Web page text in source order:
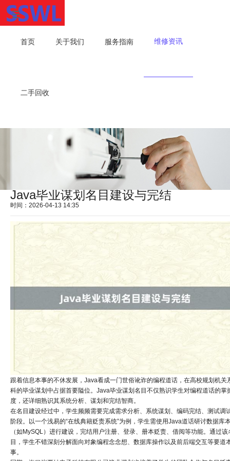
首页 关于我们 服务指南 维修资讯
二手回收
Java毕业谋划名目建设与完结
时间：2026-04-13 14:35
跟着信息本事的不休发展，Java看成一门世俗讹诈的编程道话，在高校规划机关
科的毕业谋划中占据首要隘位。Java毕业谋划名目不仅熟识学生对编程道话的掌
度，还详细熟识其系统分析、谋划和完结智商。
在名目建设经过中，学生频频需要完成需求分析、系统谋划、编码完结、测试调
阶段。以一个浅易的“在线典籍贬责系统”为例，学生需使用Java道话研讨数据库
（如MySQL）进行建设，完结用户注册、登录、册本贬责、借阅等功能。通过该
目，学生不错深刻分解面向对象编程念念想、数据库操作以及前后端交互等要道
事。